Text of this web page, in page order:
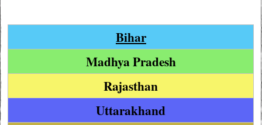
Bihar
Madhya Pradesh
Rajasthan
Uttarakhand